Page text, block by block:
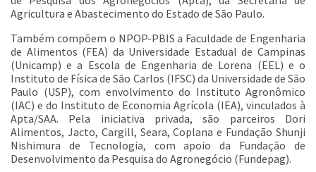
Agricultura e Abastecimento do Estado de São Paulo.
Também compõem o NPOP-PBIS a Faculdade de Engenharia
de Alimentos (FEA) da Universidade Estadual de Campinas
(Unicamp) e a Escola de Engenharia de Lorena (EEL) e o
Instituto de Física de São Carlos (IFSC) da Universidade de São
Paulo (USP), com envolvimento do Instituto Agronômico
(IAC) e do Instituto de Economia Agrícola (IEA), vinculados à
Apta/SAA. Pela iniciativa privada, são parceiros Dori
Alimentos, Jacto, Cargill, Seara, Coplana e Fundação Shunji
Nishimura de Tecnologia, com apoio da Fundação de
Desenvolvimento da Pesquisa do Agronegócio (Fundepag).